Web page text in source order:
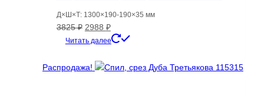
Д×Ш×Т: 1300×190-190×35 мм
3825₽ Первоначальная
цена
3825 ₽.
2988 ₽Текущая
цена:
Читать далее
Распродажа!